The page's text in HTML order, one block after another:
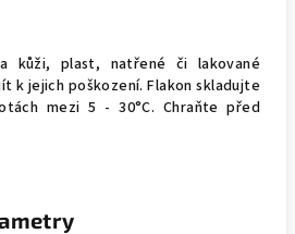
kůži, plast, natřené či lakované
k jejich poškození. Flakon skladujte
mezi 5 - 30°C. Chraňte před